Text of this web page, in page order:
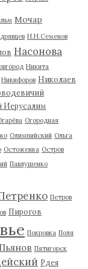
Мочар
Н.Н.Семенов
Насонова
Никита
Никифоров Николаев
Огородная
Олимпийский Ольга
Остоженка Остров
Павлушенко
Петров
Пирогов
Покровка Поля
Пьянов Пятигорск
Рдея